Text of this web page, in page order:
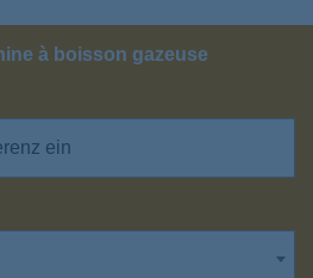
à boisson gazeuse